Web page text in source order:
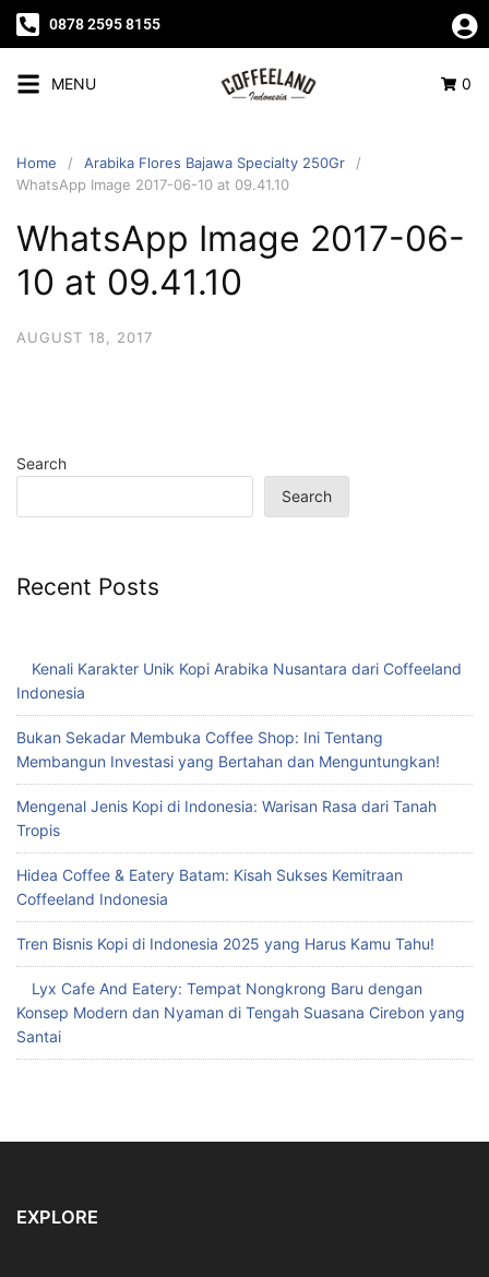
0878 2595 8155
MENU 0
Home
Arabika Flores Bajawa Specialty 250Gr
WhatsApp Image 2017-06-10 at 09.41.10
WhatsApp Image 2017-06-
10 at 09.41.10
AUGUST 18, 2017
Search
Search
Recent Posts
Kenali Karakter Unik Kopi Arabika Nusantara dari Coffeeland
Indonesia
Bukan Sekadar Membuka Coffee Shop: Ini Tentang
Membangun Investasi yang Bertahan dan Menguntungkan!
Mengenal Jenis Kopi di Indonesia: Warisan Rasa dari Tanah
Tropis
Hidea Coffee & Eatery Batam: Kisah Sukses Kemitraan
Coffeeland Indonesia
Tren Bisnis Kopi di Indonesia 2025 yang Harus Kamu Tahu!
Lyx Cafe And Eatery: Tempat Nongkrong Baru dengan
Konsep Modern dan Nyaman di Tengah Suasana Cirebon yang
Santai
EXPLORE